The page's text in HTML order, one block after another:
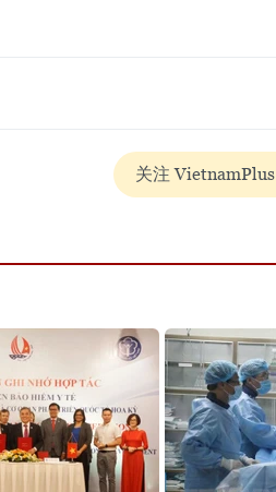
关注 VietnamPlus